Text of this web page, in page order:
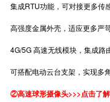
集成RTU功能，可对接更多传
高强度金属外壳，适应更多严
4G/5G 高速无线模块，集成路
可搭配电动云台支架，实现多
②高速球形摄像头>>>点击了